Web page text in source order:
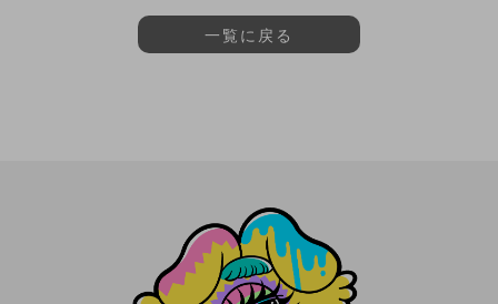
一覧に戻る